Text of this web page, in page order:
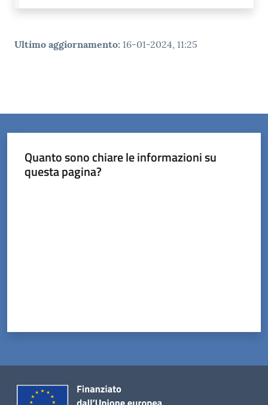
Ultimo aggiornamento: 16-01-2024, 11:25
Quanto sono chiare le informazioni su
questa pagina?